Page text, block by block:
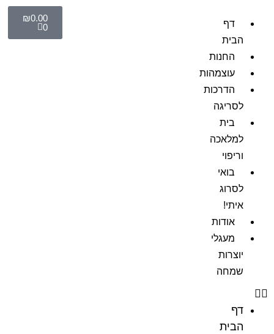
דף
הבית
החנות
עוצמהות
הדרכות
לסריגה
בית
למלאכה
וריפוי
בואי
לסרוג
איתי!
אודות
מעגלי
יוצרות
שמחה
דף
הבית
₪0.00
0